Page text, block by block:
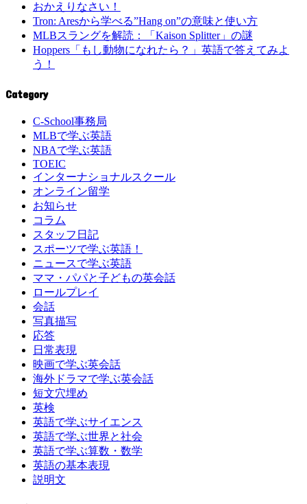
おかえりなさい！
Tron: Aresから学べる”Hang on”の意味と使い方
MLBスラングを解読：「Kaison Splitter」の謎
Hoppers「もし動物になれたら？」英語で答えてみよ
う！
Category
C-School事務局
MLBで学ぶ英語
NBAで学ぶ英語
TOEIC
インターナショナルスクール
オンライン留学
お知らせ
コラム
スタッフ日記
スポーツで学ぶ英語！
ニュースで学ぶ英語
ママ・パパと子どもの英会話
ロールプレイ
会話
写真描写
応答
日常表現
映画で学ぶ英会話
海外ドラマで学ぶ英会話
短文穴埋め
英検
英語で学ぶサイエンス
英語で学ぶ世界と社会
英語で学ぶ算数・数学
英語の基本表現
説明文